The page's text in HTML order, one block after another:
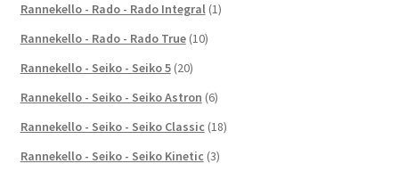
Rannekello - Rado - Rado Integral (1)
Rannekello - Rado - Rado True (10)
Rannekello - Seiko - Seiko 5 (20)
Rannekello - Seiko - Seiko Astron (6)
Rannekello - Seiko - Seiko Classic (18)
Rannekello - Seiko - Seiko Kinetic (3)